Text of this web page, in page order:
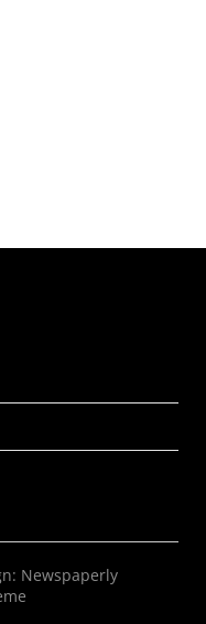
Newspaperly